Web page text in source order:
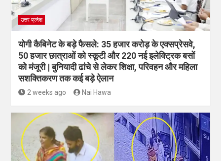
उत्तर प्रदेश
योगी कैबिनेट के बड़े फैसले: 35 हजार करोड़ के एक्सप्रेसवे,
50 हजार छात्राओं को स्कूटी और 220 नई इलेक्ट्रिक बसों
को मंजूरी | बुनियादी ढांचे से लेकर शिक्षा, परिवहन और महिला
सशक्तिकरण तक कई बड़े ऐलान
2 weeks ago Nai Hawa